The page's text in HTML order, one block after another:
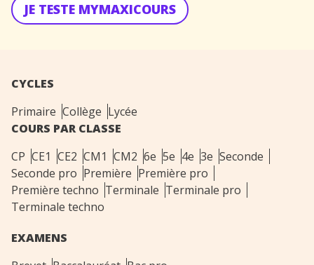
JE TESTE MYMAXICOURS
CYCLES
Primaire Collège Lycée
COURS PAR CLASSE
CP CE1 CE2 CM1 CM2 6e 5e 4e 3e Seconde
Seconde pro Première Première pro
Première techno Terminale Terminale pro
Terminale techno
EXAMENS